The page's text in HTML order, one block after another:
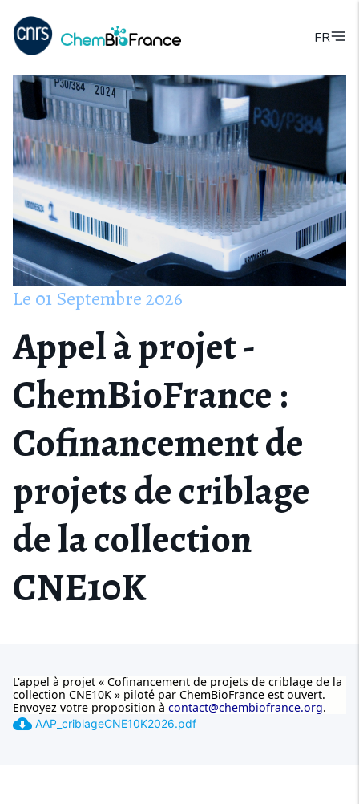
FR
Le 01 Septembre2026
Appel à projet -
ChemBioFrance :
Cofinancement de
projets de criblage
de la collection
CNE10K
L'appel à projet « Cofinancement de projets de criblage de la
collection CNE10K » piloté par ChemBioFrance est ouvert.
Envoyez votre proposition à contact@chembiofrance.org.
cloud_download AAP_criblageCNE10K2026.pdf